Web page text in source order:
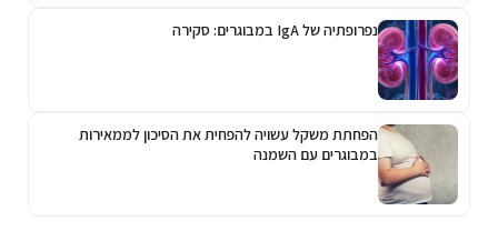
נפרופתיה של IgA במבוגרים: סקירה
הפחתת משקל עשויה להפחית את הסיכון לממאירות
במבוגרים עם השמנה